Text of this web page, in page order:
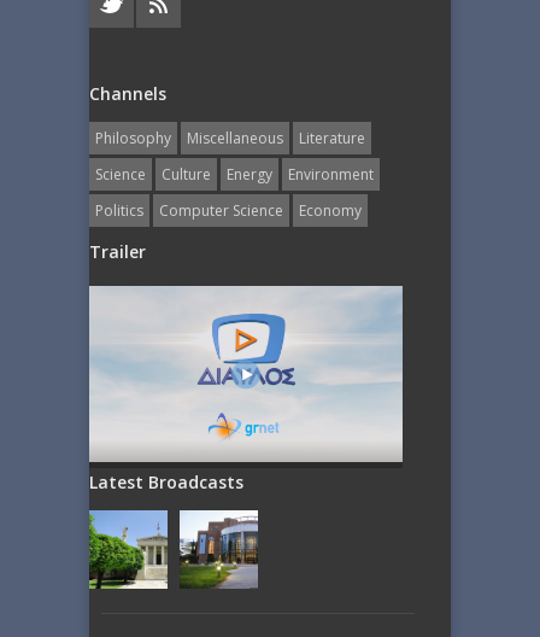
Channels
Philosophy Miscellaneous
Literature
Science
Culture Energy
Εnvironment
Politics
Computer Science Economy
Trailer
Latest Broadcasts